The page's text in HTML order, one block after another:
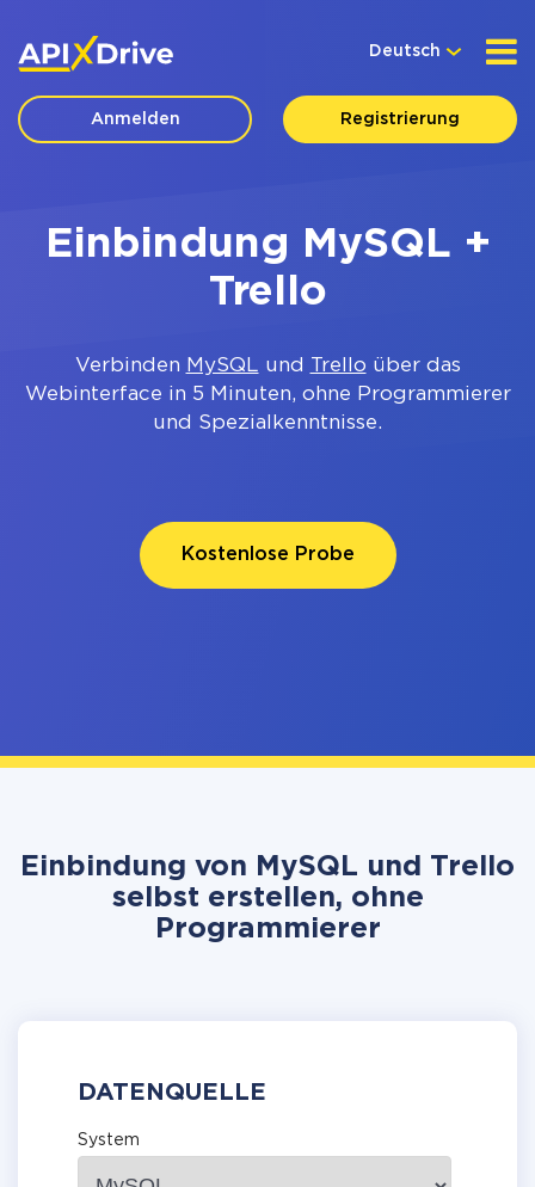
Deutsch
Anmelden Registrierung
Einbindung MySQL +
Trello
Verbinden MySQL und Trello über das
Webinterface in 5 Minuten, ohne Programmierer
und Spezialkenntnisse.
Kostenlose Probe
Einbindung von MySQL und Trello
selbst erstellen, ohne
Programmierer
DATENQUELLE
System